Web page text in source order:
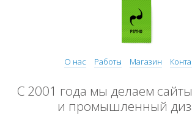
О нас Работы Магазин
С 2001 года мы делаем
и промышленный